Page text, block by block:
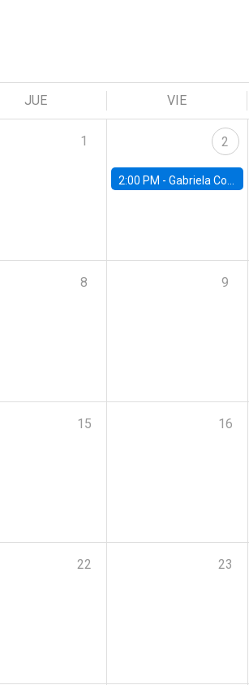
JUE VIE
1 2
2:00 PM - Gabriela Contreras, Banco Central de Chile y UC
8 9
15 16
22 23